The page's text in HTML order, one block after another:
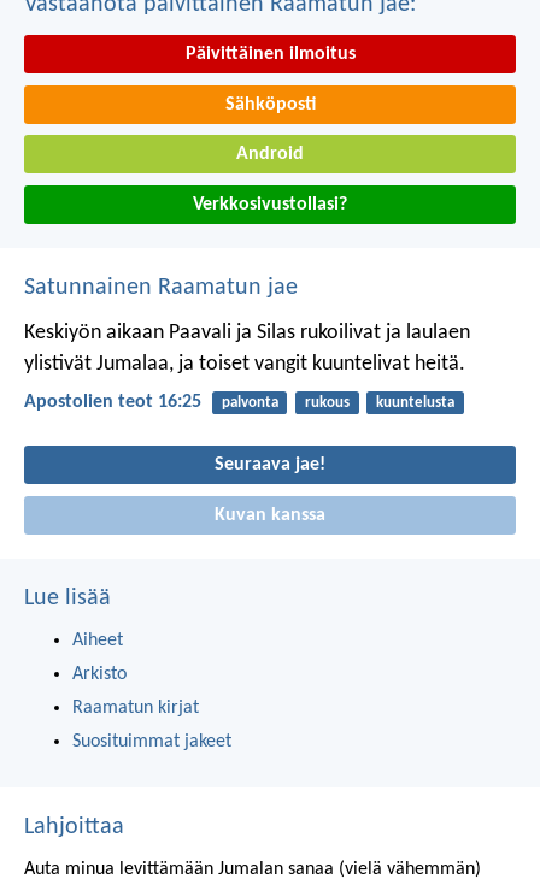
Vastaanota päivittäinen Raamatun jae:
Päivittäinen ilmoitus
Sähköposti
Android
Verkkosivustollasi?
Satunnainen Raamatun jae
Keskiyön aikaan Paavali ja Silas rukoilivat ja laulaen
ylistivät Jumalaa, ja toiset vangit kuuntelivat heitä.
Apostolien teot 16:25 palvonta rukous kuuntelusta
Seuraava jae!
Kuvan kanssa
Lue lisää
Aiheet
Arkisto
Raamatun kirjat
Suosituimmat jakeet
Lahjoittaa
Auta minua levittämään Jumalan sanaa (vielä vähemmän)